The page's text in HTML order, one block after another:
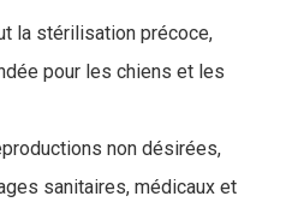
la stérilisation précoce,
pour les chiens et les
non désirées,
sanitaires, médicaux et